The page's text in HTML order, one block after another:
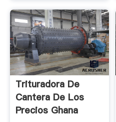
Trituradora De
Cantera De Los
Precios Ghana